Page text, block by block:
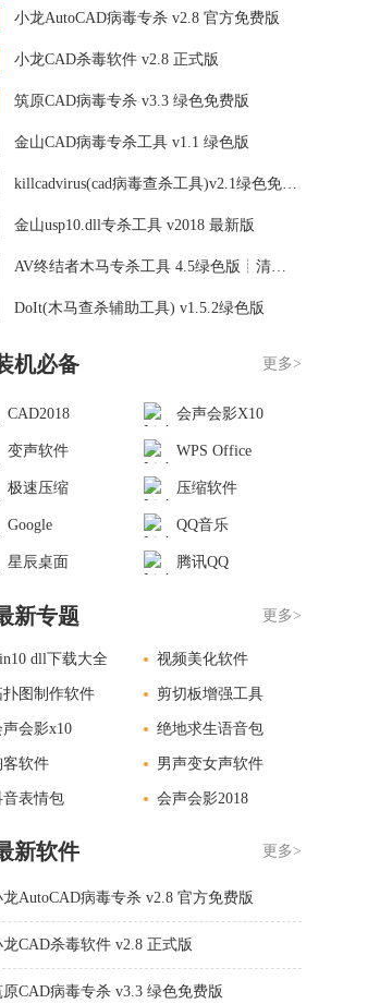
小龙AutoCAD病毒专杀 v2.8 官方免费版
小龙CAD杀毒软件 v2.8 正式版
筑原CAD病毒专杀 v3.3 绿色免费版
金山CAD病毒专杀工具 v1.1 绿色版
killcadvirus(cad病毒查杀工具)v2.1绿色免费版
金山usp10.dll专杀工具 v2018 最新版
AV终结者木马专杀工具 4.5绿色版┊清除AV终结者、修复Autorun.inf
DoIt(木马查杀辅助工具) v1.5.2绿色版
机必备 更多>
CAD2018 会声会影X10
变声软件 WPS Office
极速压缩 压缩软件
Google QQ音乐
星辰桌面 腾讯QQ
新专题 更多>
dll下载大全 视频美化软件
扑图制作软件 剪切板增强工具
声会影x10 绝地求生语音包
客软件 男声变女声软件
音表情包 会声会影2018
新软件 更多>
龙AutoCAD病毒专杀 v2.8 官方免费版
龙CAD杀毒软件 v2.8 正式版
原CAD病毒专杀 v3.3 绿色免费版